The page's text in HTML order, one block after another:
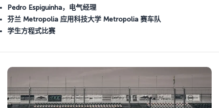
Pedro Espiguinha，电气经理
芬兰 Metropolia 应用科技大学 Metropolia 赛车队
学生方程式比赛